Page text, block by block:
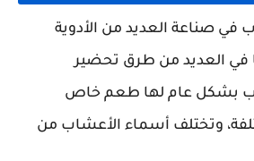
في صناعة العديد من الأدوية
في العديد من طرق تحضير
بشكل عام لها طعم خاص
وتختلف أسماء الأعشاب من